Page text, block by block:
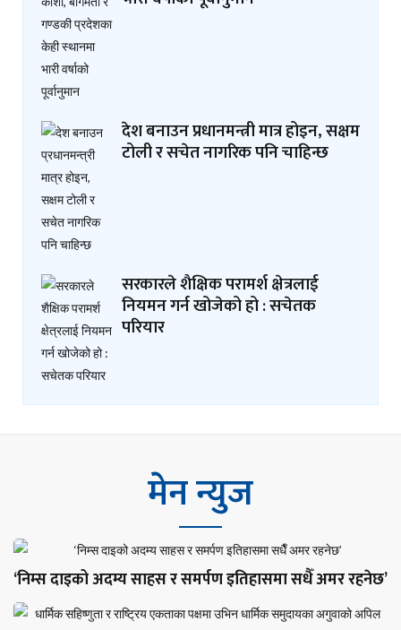
देश बनाउन प्रधानमन्त्री मात्र होइन, सक्षम
टोली र सचेत नागरिक पनि चाहिन्छ
सरकारले शैक्षिक परामर्श क्षेत्रलाई
नियमन गर्न खोजेको हो : सचेतक
परियार
मेन न्युज
‘निम्स दाइको अदम्य साहस र समर्पण इतिहासमा सधैँ अमर रहनेछ’